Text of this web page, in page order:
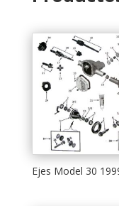
Ejes Model 30